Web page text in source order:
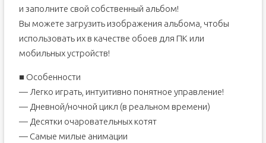
и заполните свой собственный альбом!
Вы можете загрузить изображения альбома, чтобы
использовать их в качестве обоев для ПК или
мобильных устройств!
■ Особенности
— Легко играть, интуитивно понятное управление!
— Дневной/ночной цикл (в реальном времени)
— Десятки очаровательных котят
— Самые милые анимации